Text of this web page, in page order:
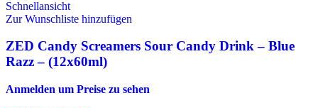
Schnellansicht
Zur Wunschliste hinzufügen
ZED Candy Screamers Sour Candy Drink – Blue
Razz – (12x60ml)
Anmelden um Preise zu sehen